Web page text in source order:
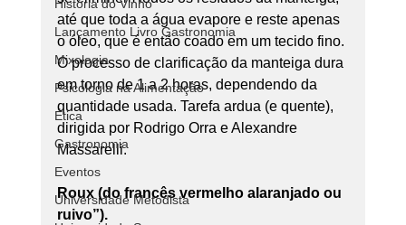
História do Vinho
Lançamento Livro Gastronomia
Mixologia
Psicologia na Alimentação
Ética
Gastronomia
Eventos
Universidade Metodista
até que toda a água evapore e reste apenas
o óleo, que é então coado em um tecido fino.
O processo de clarificação da manteiga dura
em torno de 1 a 2 horas, dependendo da
quantidade usada. Tarefa ardua (e quente),
dirigida por Rodrigo Orra e Alexandre
Massarelli.
Roux (do francês vermelho alaranjado ou
ruivo”).